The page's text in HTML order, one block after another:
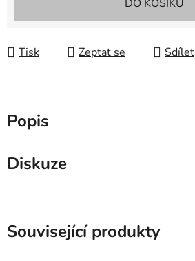
DO KOŠÍKU
Tisk Zeptat se Sdílet
Popis
Diskuze
Související produkty